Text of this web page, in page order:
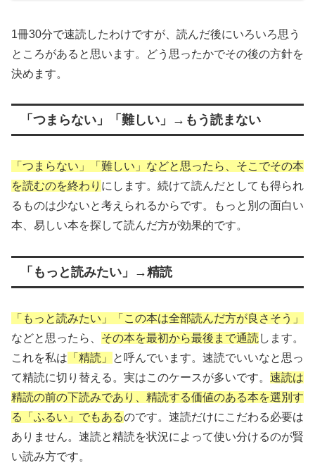
1冊30分で速読したわけですが、読んだ後にいろいろ思う
ところがあると思います。どう思ったかでその後の方針を
決めます。
「つまらない」「難しい」→もう読まない
「つまらない」「難しい」などと思ったら、そこでその本
を読むのを終わり にします。続けて読んだとしても得られ
るものは少ないと考えられるからです。もっと別の面白い
本、易しい本を探して読んだ方が効果的です。
「もっと読みたい」→精読
「もっと読みたい」「この本は全部読んだ方が良さそう」
などと思ったら、 その本を最初から最後まで通読します。
これを私は 「精読」
と呼んでいます。速読でいいなと思っ
て精読に切り替える。実はこのケースが多いです。 速読は
精読の前の下読みであり、精読する価値のある本を選別す
る「ふるい」でもあるのです。速読だけにこだわる必要は
ありません。速読と精読を状況によって使い分けるのが賢
い読み方です。